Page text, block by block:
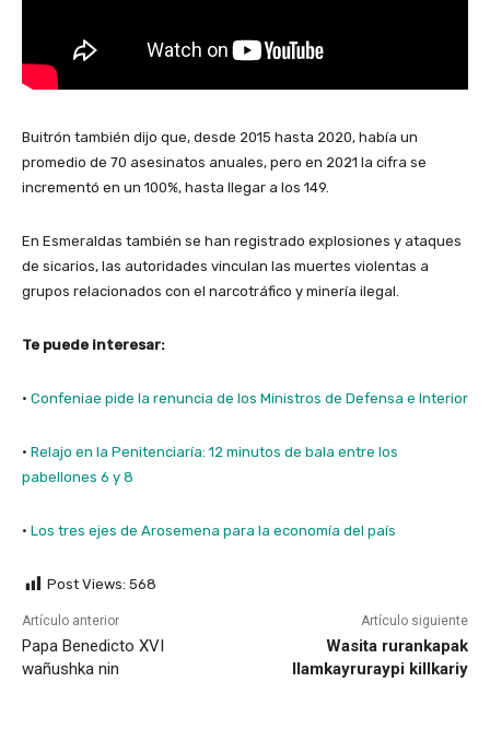
Buitrón también dijo que, desde 2015 hasta 2020, había un
promedio de 70 asesinatos anuales, pero en 2021 la cifra se
incrementó en un 100%, hasta llegar a los 149.
En Esmeraldas también se han registrado explosiones y ataques
de sicarios, las autoridades vinculan las muertes violentas a
grupos relacionados con el narcotráfico y minería ilegal.
Te puede interesar:
· Confeniae pide la renuncia de los Ministros de Defensa e Interior
· Relajo en la Penitenciaría: 12 minutos de bala entre los
pabellones 6 y 8
· Los tres ejes de Arosemena para la economía del país
Post Views: 568
Artículo anterior
Papa Benedicto XVI
wañushka nin
Artículo siguiente
Wasita rurankapak
llamkayruraypi killkariy